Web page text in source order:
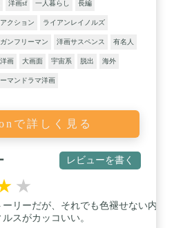
洋画sf 一人暮らし 長編
クション ライアンレイノルズ
ンフリーマン 洋画サスペンス 有名人
画 大画面 宇宙系 脱出 海外
マンドラマ洋画
で詳しく見る
レビューを書く
★
リーだが、それでも色褪せない内
スがカッコいい。